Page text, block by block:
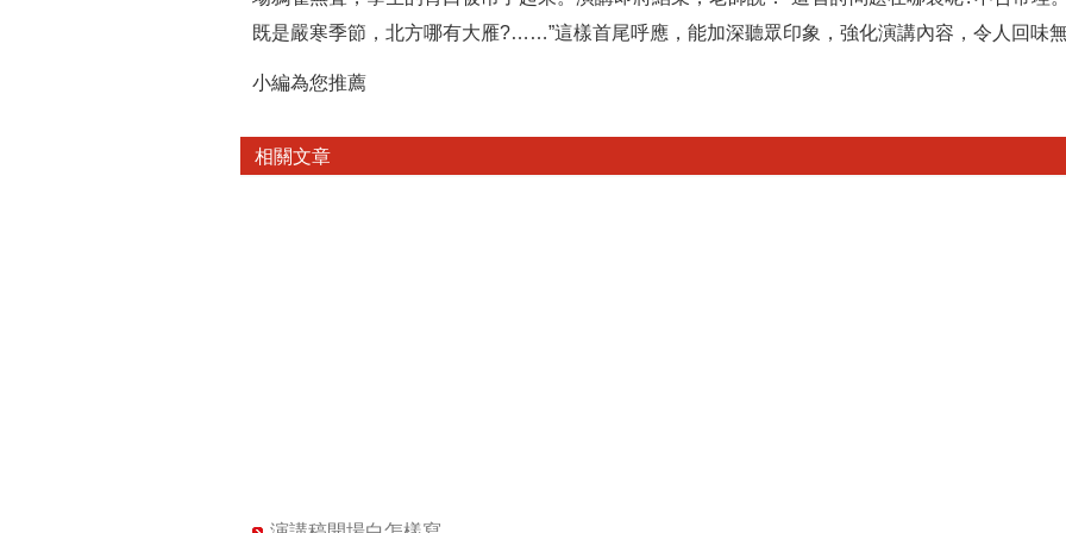
既是嚴寒季節，北方哪有大雁?……”這樣首尾呼應，能加深聽眾印象，強化演講內容，令人回味
小編為您推薦
相關文章